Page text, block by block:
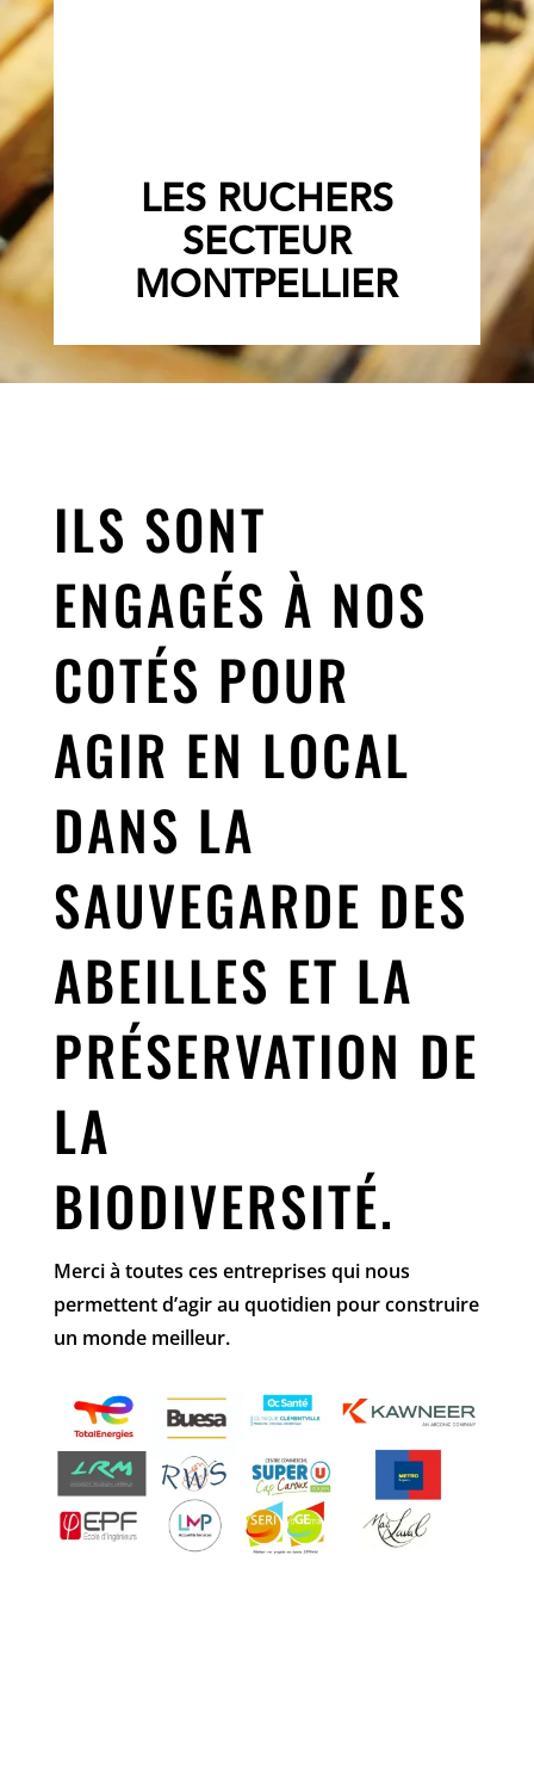
LES RUCHERS
SECTEUR
MONTPELLIER
ILS SONT
ENGAGÉS À NOS
COTÉS POUR
AGIR EN LOCAL
DANS LA
SAUVEGARDE DES
ABEILLES ET LA
PRÉSERVATION DE
LA
BIODIVERSITÉ.
Merci à toutes ces entreprises qui nous
permettent d’agir au quotidien pour construire
un monde meilleur.